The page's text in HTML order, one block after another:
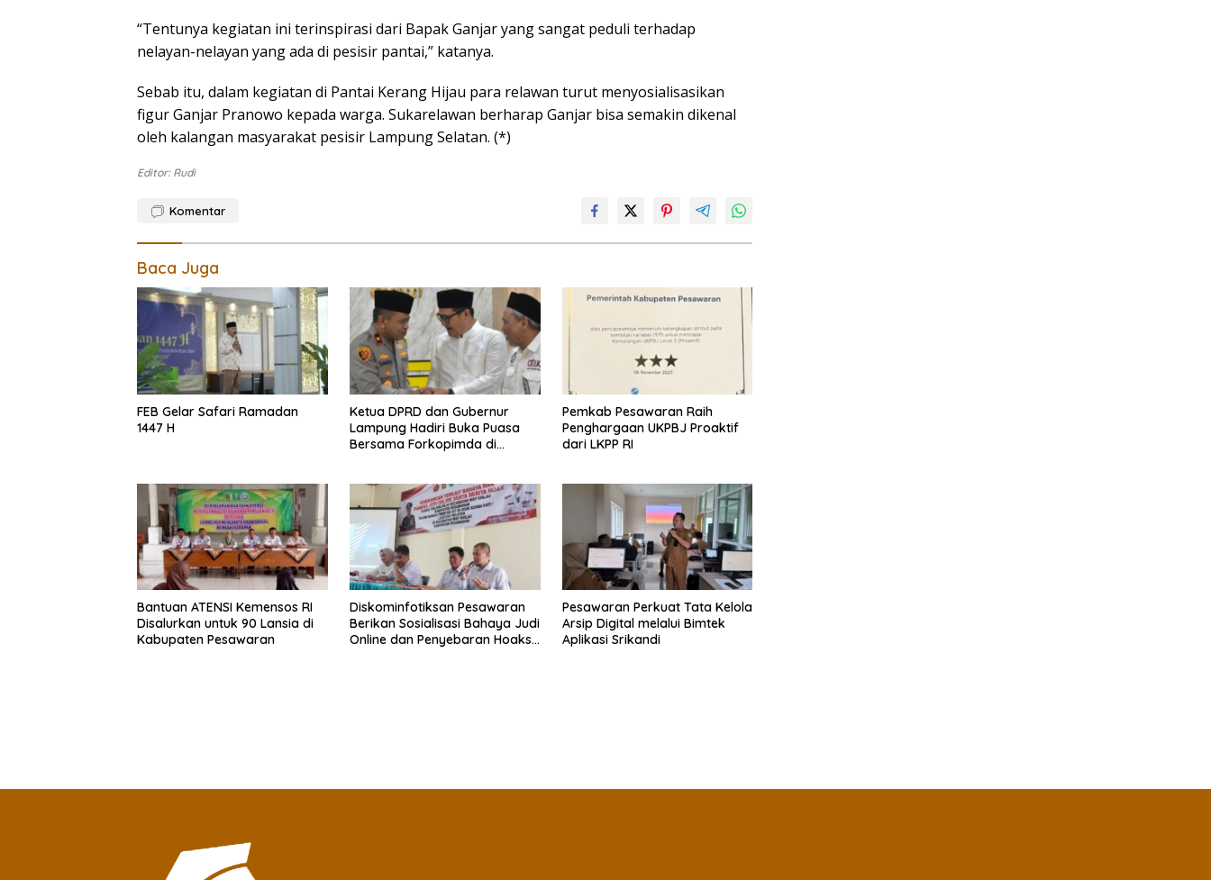
“Tentunya kegiatan ini terinspirasi dari Bapak Ganjar yang sangat peduli terhadap
nelayan-nelayan yang ada di pesisir pantai,” katanya.
Sebab itu, dalam kegiatan di Pantai Kerang Hijau para relawan turut menyosialisasikan
figur Ganjar Pranowo kepada warga. Sukarelawan berharap Ganjar bisa semakin dikenal
oleh kalangan masyarakat pesisir Lampung Selatan. (*)
Editor: Rudi
Komentar
Baca Juga
FEB Gelar Safari Ramadan
1447 H
Ketua DPRD dan Gubernur
Lampung Hadiri Buka Puasa
Bersama Forkopimda di
Pemkab Pesawaran Raih
Penghargaan UKPBJ Proaktif
dari LKPP RI
Bantuan ATENSI Kemensos RI
Disalurkan untuk 90 Lansia di
Kabupaten Pesawaran
Diskominfotiksan Pesawaran
Berikan Sosialisasi Bahaya Judi
Online dan Penyebaran Hoaks
Pesawaran Perkuat Tata Kelola
Arsip Digital melalui Bimtek
Aplikasi Srikandi